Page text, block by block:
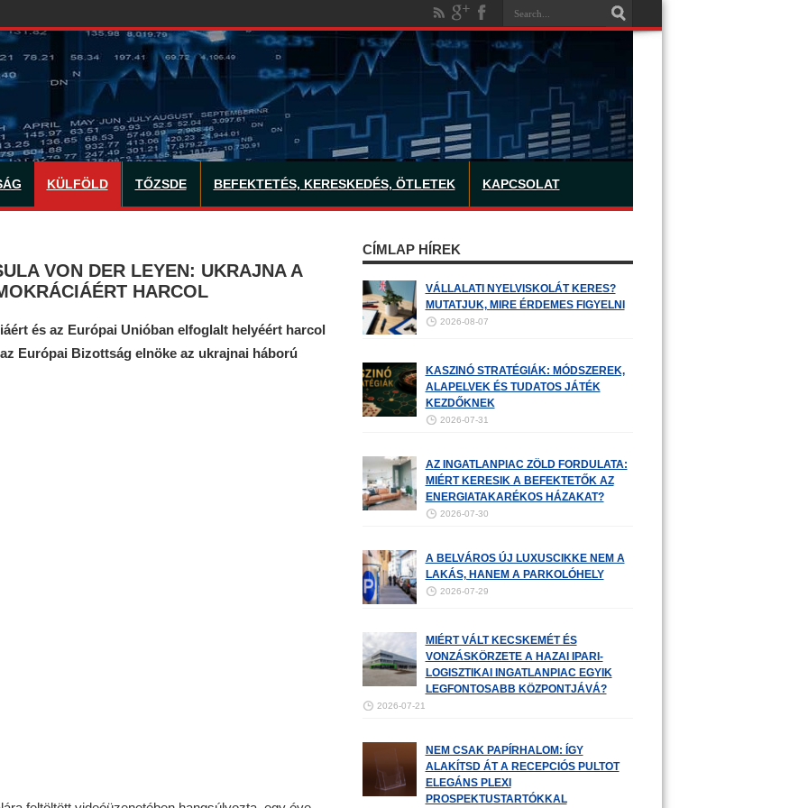
KÜLFÖLD TŐZSDE BEFEKTETÉS, KERESKEDÉS, ÖTLETEK KAPCSOLAT
VON DER LEYEN: UKRAJNA A
HARCOL
és az Európai Unióban elfoglalt helyéért harcol
Európai Bizottság elnöke az ukrajnai háború
CÍMLAP HÍREK
VÁLLALATI NYELVISKOLÁT KERES?
MUTATJUK, MIRE ÉRDEMES FIGYELNI
2026-08-07
KASZINÓ STRATÉGIÁK: MÓDSZEREK,
ALAPELVEK ÉS TUDATOS JÁTÉK
KEZDŐKNEK
2026-07-31
AZ INGATLANPIAC ZÖLD FORDULATA:
MIÉRT KERESIK A BEFEKTETŐK AZ
ENERGIATAKARÉKOS HÁZAKAT?
2026-07-30
A BELVÁROS ÚJ LUXUSCIKKE NEM A
LAKÁS, HANEM A PARKOLÓHELY
2026-07-29
MIÉRT VÁLT KECSKEMÉT ÉS
VONZÁSKÖRZETE A HAZAI IPARI-
LOGISZTIKAI INGATLANPIAC EGYIK
LEGFONTOSABB KÖZPONTJÁVÁ?
2026-07-21
NEM CSAK PAPÍRHALOM: ÍGY
ALAKÍTSD ÁT A RECEPCIÓS PULTOT
ELEGÁNS PLEXI
PROSPEKTUSTARTÓKKAL